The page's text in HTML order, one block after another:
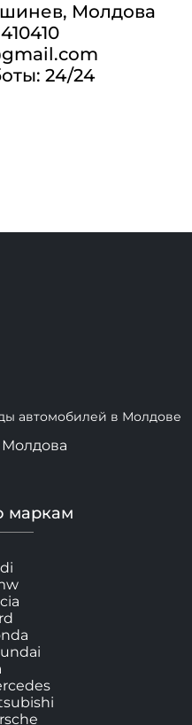
Молдова
24/24
автомобилей в Молдове
Молдова
маркам